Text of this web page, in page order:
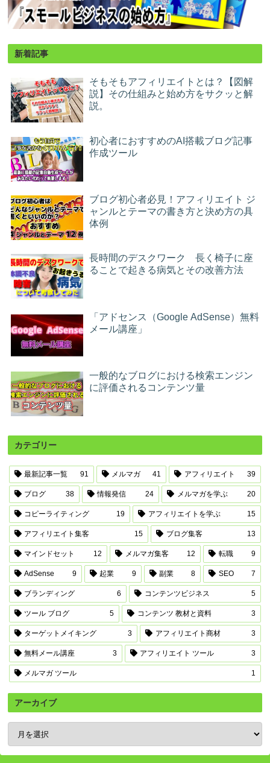
新着記事
そもそもアフィリエイトとは？【図解
説】その仕組みと始め方をサクッと解
説。
初心者におすすめのAI搭載ブログ記事
作成ツール
ブログ初心者必見！アフィリエイト ジ
ャンルとテーマの書き方と決め方の具
体例
長時間のデスクワーク 長く椅子に座
ることで起きる病気とその改善方法
「アドセンス（Google AdSense）無料
メール講座」
一般的なブログにおける検索エンジン
に評価されるコンテンツ量
カテゴリー
最新記事一覧 91 メルマガ 41 アフィリエイト 39
ブログ 38 情報発信 24 メルマガを学ぶ 20
コピーライティング 19 アフィリエイトを学ぶ 15
アフィリエイト集客 15 ブログ集客 13
マインドセット 12 メルマガ集客 12 転職 9
AdSense 9 起業 9 副業 8 SEO 7
ブランディング 6 コンテンツビジネス 5
ツール ブログ 5 コンテンツ 教材と資料 3
ターゲットメイキング 3 アフィリエイト商材 3
無料メール講座 3 アフィリエイト ツール 3
メルマガ ツール 1
アーカイブ